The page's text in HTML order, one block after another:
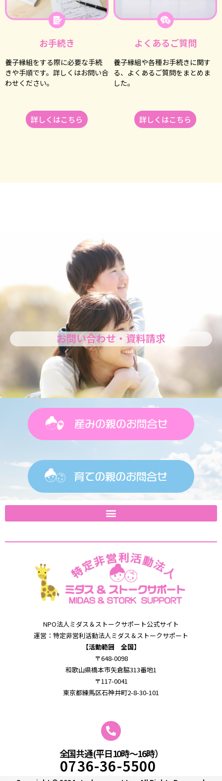
お⼿続き
養⼦縁組をする際に必要な⼿続
きや⼿順です。詳しくはお問い合
わせください。
詳しくはこちら
よくあるご質問
養⼦縁組や各種お⼿続きに関す
る、よくあるご質問をまとめま
した。
詳しくはこちら
お問い合わせ・資料請求
NPO法⼈ミダス＆ストークサポート公式サイト
運営：特定⾮営利活動法⼈ミダス＆ストークサポート
【活動範囲 全国】
〒648-0098
和歌⼭県橋本市⽮倉脇313番地1
〒117-0041
東京都練馬区石神井町2-8-30-101
全国共通(平日10時～16時）
0736-36-5500